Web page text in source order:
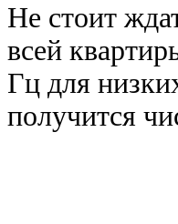
Не стоит
всей
Гц для
получится